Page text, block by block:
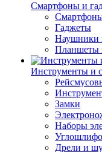
Смартфоны и
Гаджеты
Наушники
Планшеты
Инструменты и
Замки
Наборы
Дрели и